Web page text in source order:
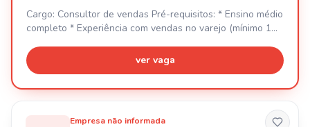
Cargo: Consultor de vendas Pré-requisitos: * Ensino médio
completo * Experiência com vendas no varejo (mínimo 1
facilidade para lidar com público * Proatividade e vontade
de aprender * Organização e responsabilidade * Interesse
ver vaga
Empresa não informada